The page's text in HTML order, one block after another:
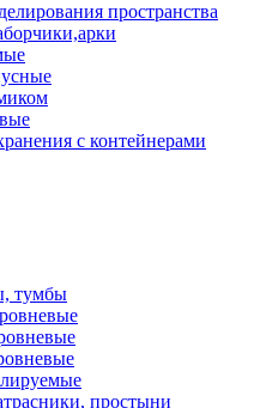
пространства
с контейнерами
тумбы
простыни